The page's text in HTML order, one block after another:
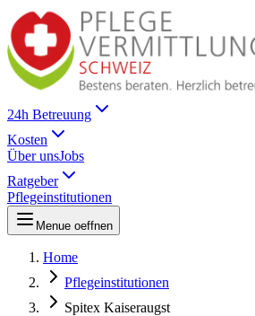
24h Betreuung
Kosten
Über unsJobs
Ratgeber
Pflegeinstitutionen
Menue oeffnen
Home
Pflegeinstitutionen
Spitex Kaiseraugst